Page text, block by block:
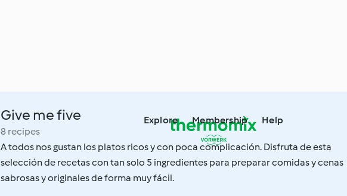
Explore Membership Help
Give me five
8 recipes
A todos nos gustan los platos ricos y con poca complicación. Disfruta de esta
selección de recetas con tan solo 5 ingredientes para preparar comidas y cenas
sabrosas y originales de forma muy fácil.